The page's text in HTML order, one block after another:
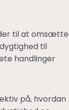
til at omsætte
til
handlinger
på, hvordan